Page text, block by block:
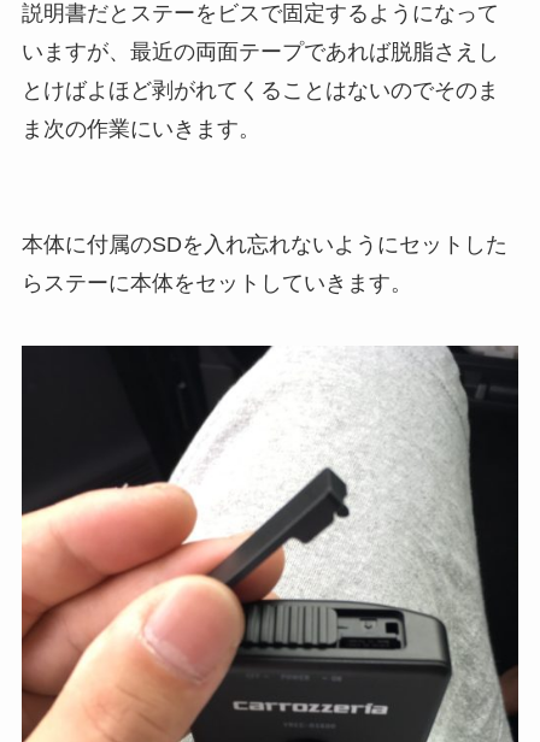
説明書だとステーをビスで固定するようになって
いますが、最近の両面テープであれば脱脂さえし
とけばよほど剥がれてくることはないのでそのま
ま次の作業にいきます。
本体に付属のSDを入れ忘れないようにセットした
らステーに本体をセットしていきます。